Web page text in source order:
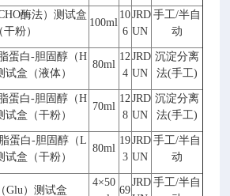
酶法）测试盒
干粉）
100ml
10
6
JRD
UN
手工/半自
动
蛋白-胆固醇（H
试盒（液体）
80ml
12
4
JRD
UN
沉淀分离
法(手工)
蛋白-胆固醇（H
试盒（干粉）
70ml
12
8
JRD
UN
沉淀分离
法(手工)
蛋白-胆固醇（L
试盒（干粉）
80ml
19
3
JRD
UN
手工/半自
动
Glu）测试盒
4×50
69
JRD 手工/半自